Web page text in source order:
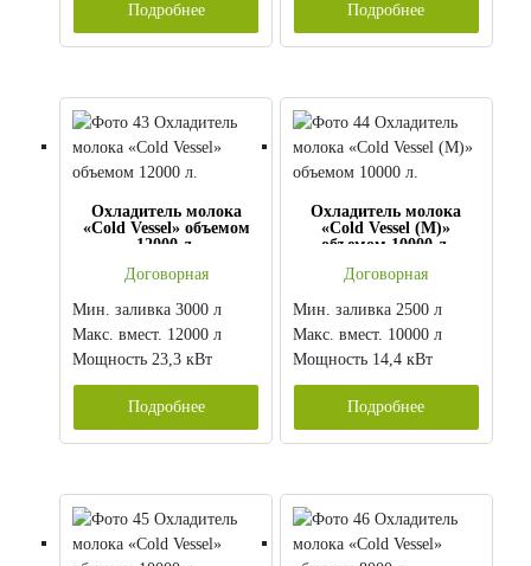
Подробнее Подробнее
Охладитель молока
«Cold Vessel» объемом
12000 л.
Договорная
Мин. заливка 3000 л
Макс. вмест. 12000 л
Мощность 23,3 кВт
Подробнее
Охладитель молока
«Cold Vessel (M)»
объемом 10000 л.
Договорная
Мин. заливка 2500 л
Макс. вмест. 10000 л
Мощность 14,4 кВт
Подробнее